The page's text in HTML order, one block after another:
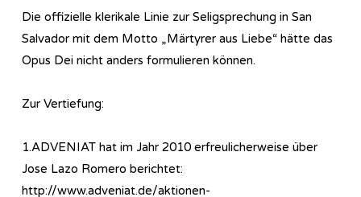
Die offizielle klerikale Linie zur Seligsprechung in San
Salvador mit dem Motto „Märtyrer aus Liebe“ hätte das
Opus Dei nicht anders formulieren können.
Zur Vertiefung:
1.ADVENIAT hat im Jahr 2010 erfreulicherweise über
Jose Lazo Romero berichtet:
http://www.adveniat.de/aktionen-